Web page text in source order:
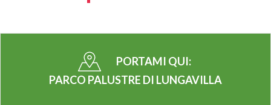
PORTAMI QUI:
PARCO PALUSTRE DI LUNGAVILLA